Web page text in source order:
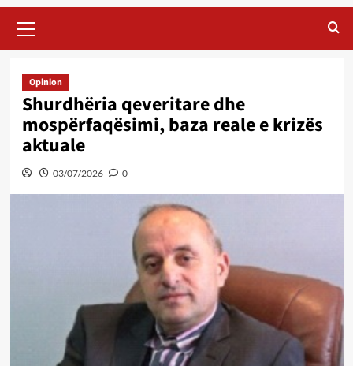
Menu
Opinion
Shurdhëria qeveritare dhe
mospërfaqësimi, baza reale e krizës
aktuale
03/07/2026 0